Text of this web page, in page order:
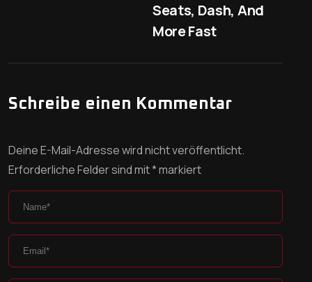
Seats, Dash, And
More Fast
Schreibe einen Kommentar
Deine E-Mail-Adresse wird nicht veröffentlicht.
Erforderliche Felder sind mit*markiert